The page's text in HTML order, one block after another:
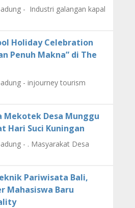
- Industri galangan kapal
Holiday Celebration
Penuh Makna” di The
- injourney tourism
Mekotek Desa Munggu
Hari Suci Kuningan
- . Masyarakat Desa
Pariwisata Bali,
Mahasiswa Baru